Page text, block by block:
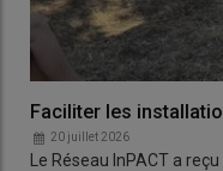
Faciliter les
20 juillet 2026
Le Réseau InPACT a